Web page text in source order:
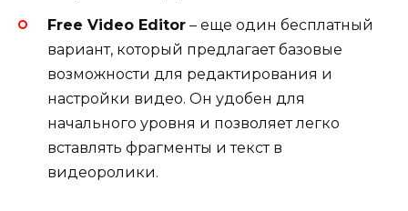
Free Video Editor – еще один бесплатный
вариант, который предлагает базовые
возможности для редактирования и
настройки видео. Он удобен для
начального уровня и позволяет легко
вставлять фрагменты и текст в
видеоролики.